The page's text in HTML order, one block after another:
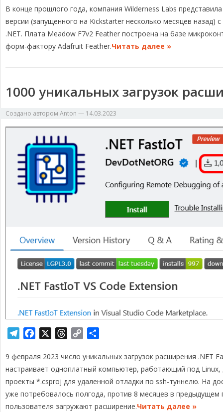
l
e
g
r
c
e
b
o
r
e
a
d
p
y
L
п
р
а
в
В конце прошлого года, компания Wilderness Labs
версии (запущенного на Kickstarter несколько месяцев
.NET. Плата Meadow F7v2 Feather построена на базе
форм-фактору Adafruit Feather.Читать далее »
1000 уникальных загрузок
Создано автором Anton — 14.03.2023
l
e
g
r
a
c
e
b
o
o
r
e
a
d
s
p
y
L
i
n
п
р
а
в
и
9 февраля 2023 число уникальных загрузок расширения .NET
настраивает одноплатный компьютер, работающий под Linux,
проекты *.csproj для удаленной отладки по ssh-туннелю. На
уже потребовалось полгода, против 8 месяцев в предыдущем
пользователя загружают расширение.Читать далее »